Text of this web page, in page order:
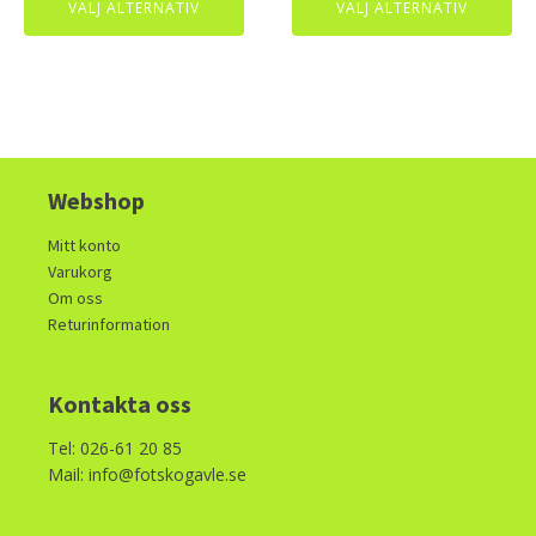
VÄLJ ALTERNATIV
1800kr.900kr.
VÄLJ ALTERNATIV
Webshop
Mitt konto
Varukorg
Om oss
Returinformation
Kontakta oss
Tel: 026-61 20 85
Mail: info@fotskogavle.se